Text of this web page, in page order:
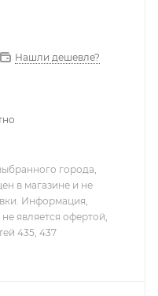
Нашли дешевле?
города,
в магазине и не
Информация,
является офертой,
435, 437